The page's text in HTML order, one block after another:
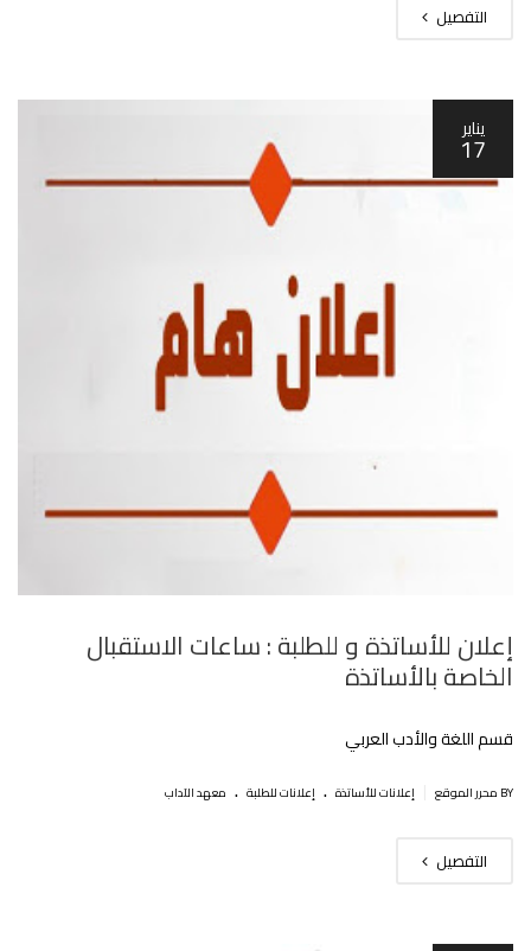
التفصيل
يناير
17
إعلان للأساتذة و للطلبة : ساعات الاستقبال
الخاصة بالأساتذة
قسم اللغة والأدب العربي
BY محرر الموقع إعلانات للأساتذة . إعلانات للطلبة . معهد الآداب
التفصيل